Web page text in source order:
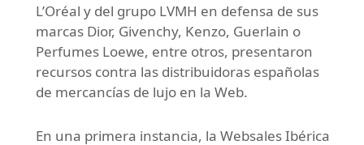
L’Oréal y del grupo LVMH en defensa de sus
marcas Dior, Givenchy, Kenzo, Guerlain o
Perfumes Loewe, entre otros, presentaron
recursos contra las distribuidoras españolas
de mercancías de lujo en la Web.
En una primera instancia, la Websales Ibérica